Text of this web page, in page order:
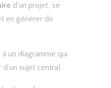
d’un projet, se
en générer de
un diagramme qui
sujet central.